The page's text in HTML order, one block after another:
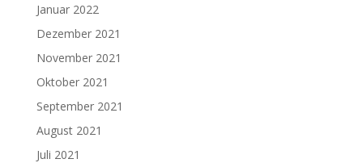
Januar 2022
Dezember 2021
November 2021
Oktober 2021
September 2021
August 2021
Juli 2021